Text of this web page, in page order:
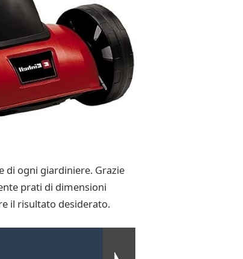
di ogni giardiniere. Grazie
prati di dimensioni
il risultato desiderato.